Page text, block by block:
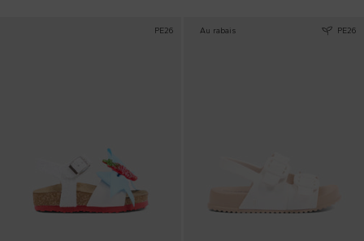
PE26 Au rabais PE26